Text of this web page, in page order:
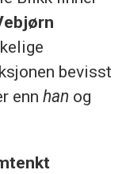
bevisst
enn han og